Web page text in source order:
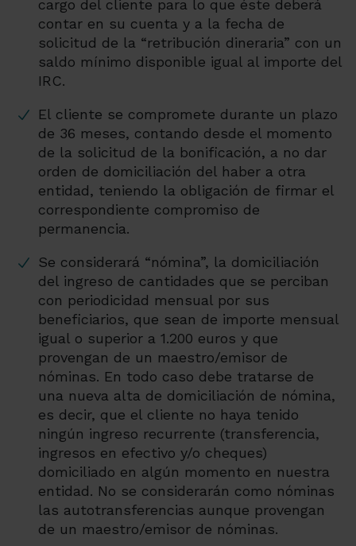
cargo del cliente para lo que éste deberá
contar en su cuenta y a la fecha de
solicitud de la “retribución dineraria” con un
saldo mínimo disponible igual al importe del
IRC.
El cliente se compromete durante un plazo
de 36 meses, contando desde el momento
de la solicitud de la bonificación, a no dar
orden de domiciliación del haber a otra
entidad, teniendo la obligación de firmar el
correspondiente compromiso de
permanencia.
Se considerará “nómina”, la domiciliación
del ingreso de cantidades que se perciban
con periodicidad mensual por sus
beneficiarios, que sean de importe mensual
igual o superior a 1.200 euros y que
provengan de un maestro/emisor de
nóminas. En todo caso debe tratarse de
una nueva alta de domiciliación de nómina,
es decir, que el cliente no haya tenido
ningún ingreso recurrente (transferencia,
ingresos en efectivo y/o cheques)
domiciliado en algún momento en nuestra
entidad. No se considerarán como nóminas
las autotransferencias aunque provengan
de un maestro/emisor de nóminas.